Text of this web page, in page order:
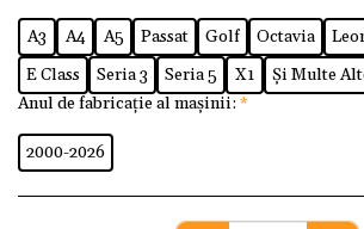
A3 A4 A5 Passat Golf Octavia
E Class
Seria 3 Seria 5 X1
Și Multe
Anul de fabricație al mașinii: *
2000-2026